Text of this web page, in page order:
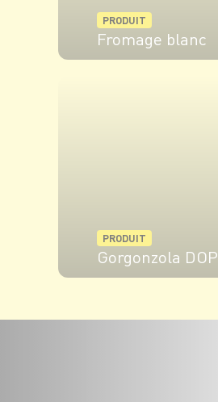
PRODUIT
Fromage blanc
PRODUIT
Gorgonzola DOP